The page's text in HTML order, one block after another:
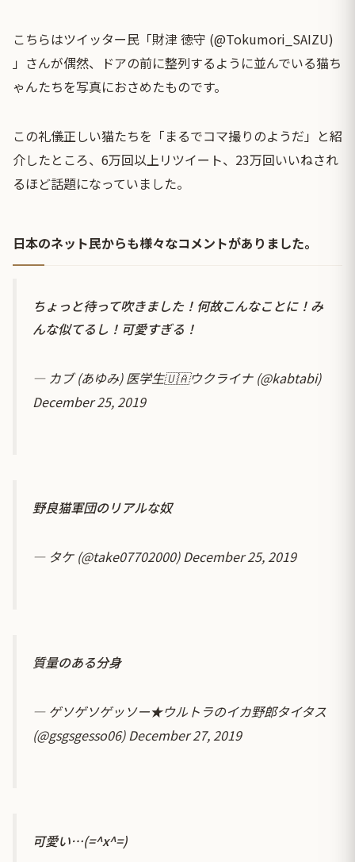
こちらはツイッター民「財津 徳守 (@Tokumori_SAIZU)
」さんが偶然、ドアの前に整列するように並んでいる猫ち
ゃんたちを写真におさめたものです。
この礼儀正しい猫たちを「まるでコマ撮りのようだ」と紹
介したところ、6万回以上リツイート、23万回いいねされ
るほど話題になっていました。
日本のネット民からも様々なコメントがありました。
ちょっと待って吹きました！何故こんなことに！み
んな似てるし！可愛すぎる！
— カブ (あゆみ) 医学生🇺🇦ウクライナ (@kabtabi)
December 25, 2019
野良猫軍団のリアルな奴
— タケ (@take07702000)December 25, 2019
質量のある分身
— ゲソゲソゲッソー★ウルトラのイカ野郎タイタス
(@gsgsgesso06)December 27, 2019
可愛い…(=^x^=)